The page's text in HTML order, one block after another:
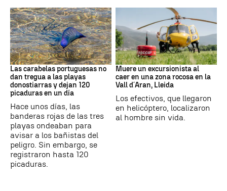
PAÍS VASCO
Las carabelas portuguesas no
dan tregua a las playas
donostiarras y dejan 120
picaduras en un día
Hace unos días, las
banderas rojas de las tres
playas ondeaban para
avisar a los bañistas del
peligro. Sin embargo, se
registraron hasta 120
picaduras.
Cataluña
Muere un excursionista al
caer en una zona rocosa en la
Vall d´Aran, Lleida
Los efectivos, que llegaron
en helicóptero, localizaron
al hombre sin vida.